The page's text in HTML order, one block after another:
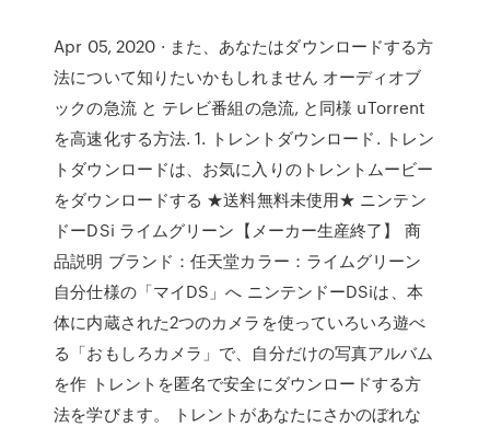
Apr 05, 2020 · また、あなたはダウンロードする方
法について知りたいかもしれません オーディオブ
ックの急流 と テレビ番組の急流, と同様 uTorrent
を高速化する方法. 1. トレントダウンロード. トレン
トダウンロードは、お気に入りのトレントムービー
をダウンロードする ★送料無料未使用★ ニンテン
ドーDSi ライムグリーン【メーカー生産終了】 商
品説明 ブランド：任天堂カラー：ライムグリーン
自分仕様の「マイDS」へ ニンテンドーDSiは、本
体に内蔵された2つのカメラを使っていろいろ遊べ
る「おもしろカメラ」で、自分だけの写真アルバム
を作 トレントを匿名で安全にダウンロードする方
法を学びます。 トレントがあなたにさかのぼれな